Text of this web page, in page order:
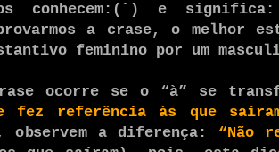
conhecem:(`) e
a crase, o melhor
feminino por um
ocorre se o “à” se
fez referência às que
observem a diferença: “Não